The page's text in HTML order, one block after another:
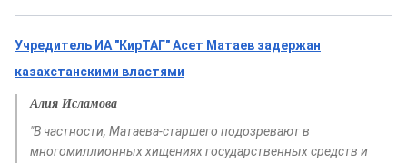
Учредитель ИА "КирТАГ" Асет Матаев задержан
казахстанскими властями
Алия Исламова
"В частности, Матаева-старшего подозревают в
многомиллионных хищениях государственных средств и